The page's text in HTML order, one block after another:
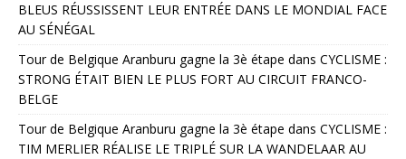
BLEUS RÉUSSISSENT LEUR ENTRÉE DANS LE MONDIAL FACE
AU SÉNÉGAL
Tour de Belgique Aranburu gagne la 3è étape dans CYCLISME :
STRONG ÉTAIT BIEN LE PLUS FORT AU CIRCUIT FRANCO-
BELGE
Tour de Belgique Aranburu gagne la 3è étape dans CYCLISME :
TIM MERLIER RÉALISE LE TRIPLÉ SUR LA WANDELAAR AU